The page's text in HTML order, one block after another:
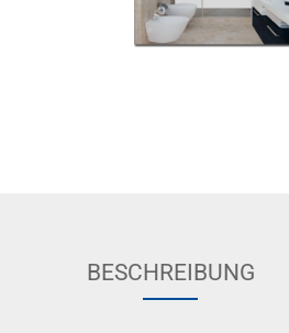
BESCHREIBUNG